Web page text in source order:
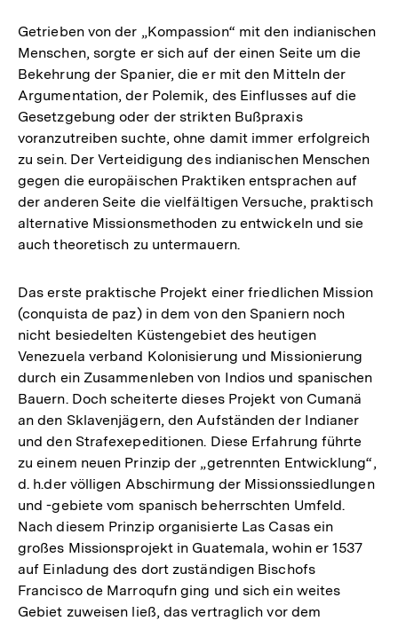
der
Fußnote
Getrieben von der „Kompassion“ mit den indianischen
Menschen, sorgte er sich auf der einen Seite um die
Bekehrung der Spanier, die er mit den Mitteln der
Argumentation, der Polemik, des Einflusses auf die
Gesetzgebung oder der strikten Bußpraxis
voranzutreiben suchte, ohne damit immer erfolgreich
zu sein. Der Verteidigung des indianischen Menschen
gegen die europäischen Praktiken entsprachen auf
der anderen Seite die vielfältigen Versuche, praktisch
alternative Missionsmethoden zu entwickeln und sie
auch theoretisch zu untermauern.
Das erste praktische Projekt einer friedlichen Mission
(conquista de paz) in dem von den Spaniern noch
nicht besiedelten Küstengebiet des heutigen
Venezuela verband Kolonisierung und Missionierung
durch ein Zusammenleben von Indios und spanischen
Bauern. Doch scheiterte dieses Projekt von Cumanä
an den Sklavenjägern, den Aufständen der Indianer
und den Strafexepeditionen. Diese Erfahrung führte
zu einem neuen Prinzip der „getrennten Entwicklung“,
d. h.der völligen Abschirmung der Missionssiedlungen
und -gebiete vom spanisch beherrschten Umfeld.
Nach diesem Prinzip organisierte Las Casas ein
großes Missionsprojekt in Guatemala, wohin er 1537
auf Einladung des dort zuständigen Bischofs
Francisco de Marroqufn ging und sich ein weites
Gebiet zuweisen ließ, das vertraglich vor dem